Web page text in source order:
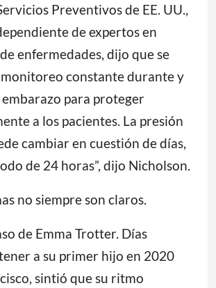
Preventivos de EE. UU.,
de expertos en
enfermedades, dijo que se
constante durante y
embarazo para proteger
a los pacientes. La presión
cambiar en cuestión de días,
de 24 horas”, dijo Nicholson.
no siempre son claros.
de Emma Trotter. Días
a su primer hijo en 2020
sintió que su ritmo